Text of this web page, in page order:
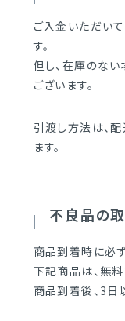
ご入金いただい
す。
但し、在庫のな
ございます。
引渡し方法は、
ます。
不良品の
商品到着時に必
下記商品は、無
商品到着後、3日